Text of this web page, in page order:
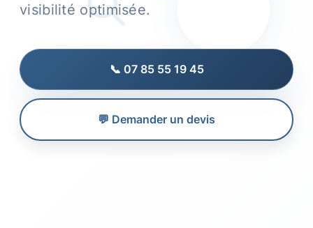
visibilité optimisée.
📞 07 85 55 19 45
💬 Demander un devis